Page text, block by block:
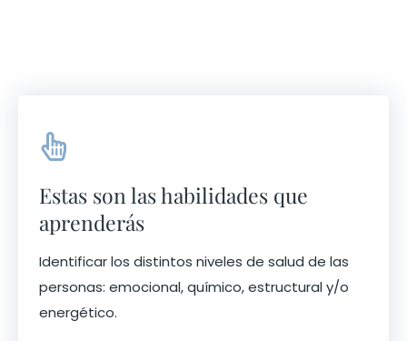
Estas son las habilidades que
aprenderás
Identificar los distintos niveles de salud de las
personas: emocional, químico, estructural y/o
energético.